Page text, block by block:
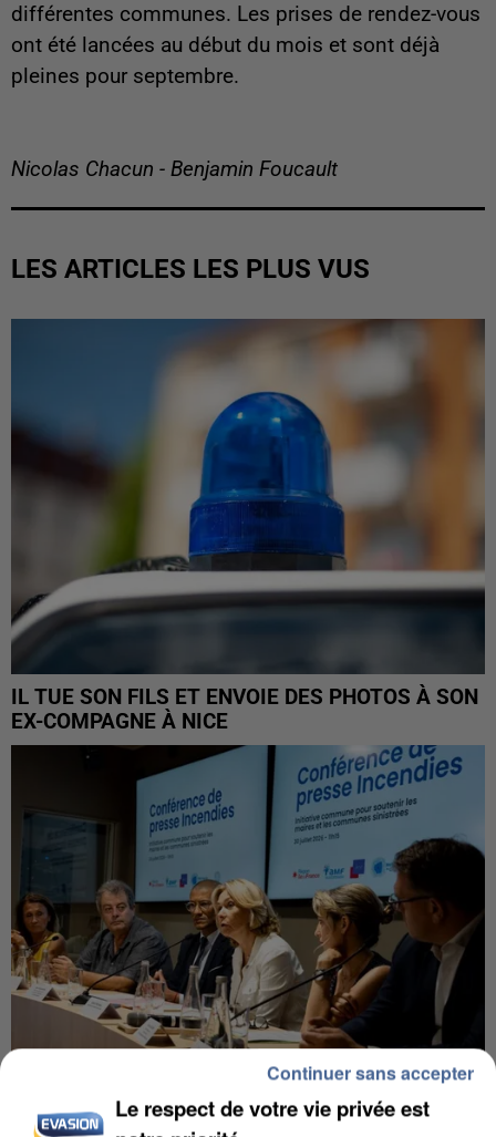
différentes communes. Les prises de rendez-vous
ont été lancées au début du mois et sont déjà
pleines pour septembre.
Nicolas Chacun - Benjamin Foucault
LES ARTICLES LES PLUS VUS
IL TUE SON FILS ET ENVOIE DES PHOTOS À SON
EX-COMPAGNE À NICE
INCENDIES : L’ÎLE-DE-FRANCE LANCE UN ÉLAN
Le respect de votre vie privée est
Continuer sans accepter